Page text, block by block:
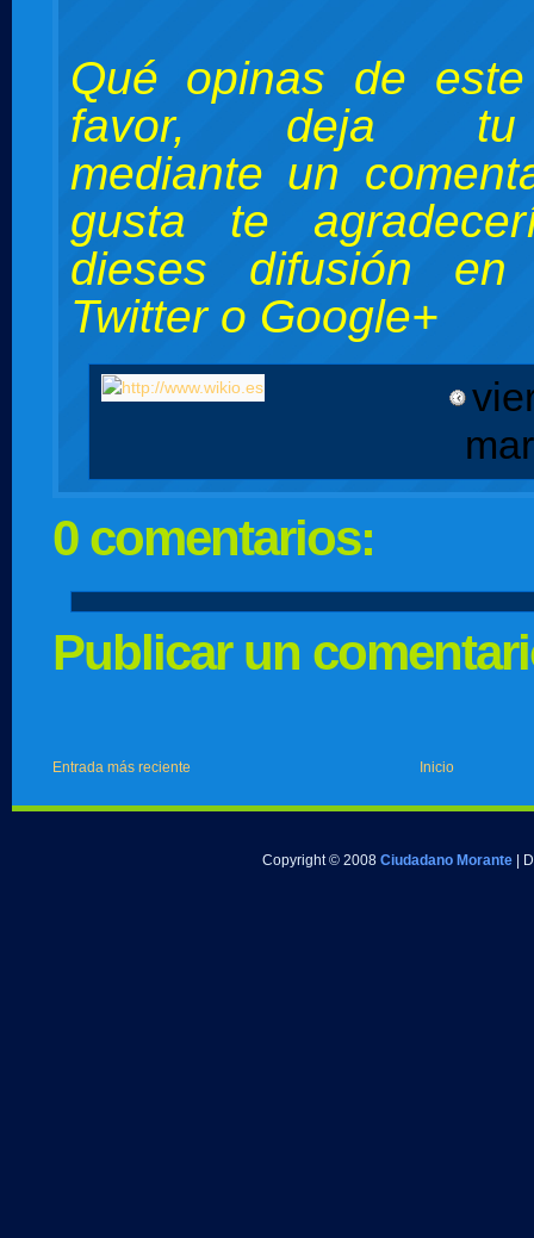
Qué opinas de
favor, deja tu
mediante un
gusta te
dieses difusión en
Twitter o Google+
0 comentarios:
Publicar un
Entrada más reciente Inicio
Copyright © 2008 Ciudadano Morante |